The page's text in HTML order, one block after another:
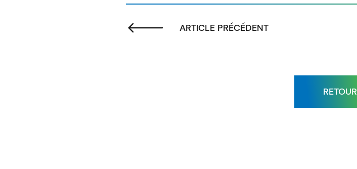
ARTICLE PRÉCÉDENT
RETOUR